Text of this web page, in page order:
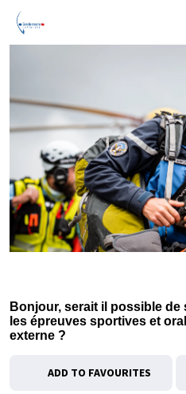
Bonjour, serait il possible
les épreuves sportives et
externe ?
ADD TO FAVOURITES